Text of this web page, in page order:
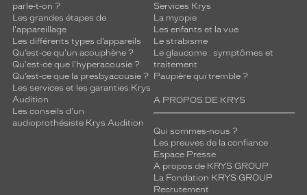
parle-t-on ?
Les grandes étapes de
l'appareillage
Les différents types d’appareils
Qu’est-ce qu'un acouphène ?
Qu'est-ce que l'hyperacousie ?
Qu’est-ce que la presbyacousie ?
Les services et les garanties Krys
Audition
Les conseils d'un
audioprothésiste Krys Audition
Services Krys
La myopie
Les enfants et la vue
Le strabisme
Le glaucome : symptômes et
traitement
Paupière qui tremble ?
A PROPOS DE KRYS
Qui sommes-nous ?
Les preuves de la confiance
Espace Presse
A propos de KRYS GROUP
La Fondation KRYS GROUP
Recrutement